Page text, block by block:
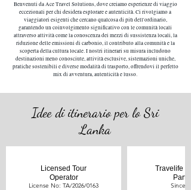
Benvenuti da Ace Travel Solutions, dove creiamo esperienze di viaggio
eccezionali per chi desidera esplorare e autenticità. Ci rivolgiamo a
viaggiatori esigenti che cercano qualcosa di più dell'ordinario,
garantendo un coinvolgimento significativo con le comunità locali
attraverso attività come la conoscenza dei mezzi di sussistenza locali, la
riduzione delle emissioni di carbonio, il contributo alla comunità e la
scoperta della cultura locale. I nostri itinerari su misura includono
destinazioni meno conosciute, attività esclusive, sistemazioni uniche,
pratiche sostenibili e diverse modalità di trasporto, offrendovi il perfetto
mix di avventura, autenticità e lusso.
Idee di itinerario per lo Sri
Lanka
Licensed Tour
Operator
License No: TA/2026/0163
Travelife
Since